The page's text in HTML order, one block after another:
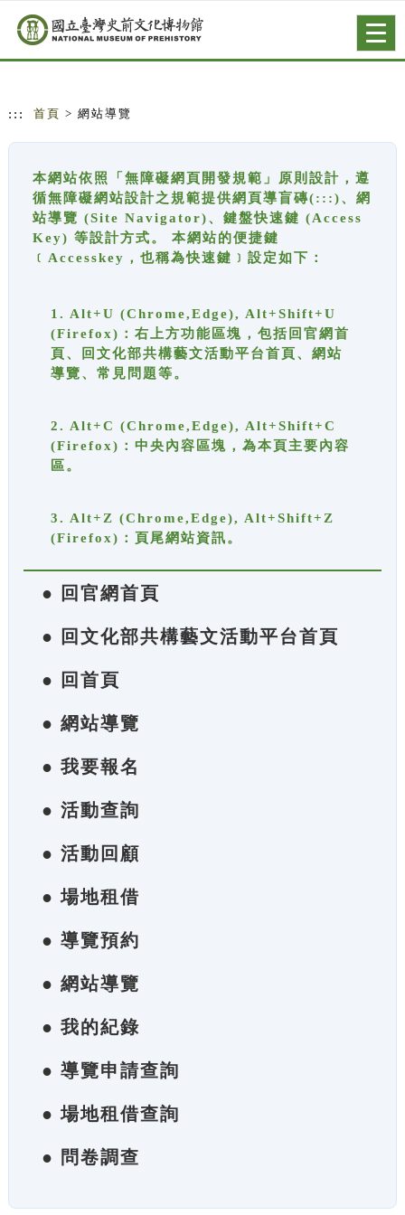
跳到主要內容
網站導覽
::: 首頁 > 網站導覽
本網站依照「無障礙網頁開發規範」原則設計，遵
循無障礙網站設計之規範提供網頁導盲磚(:::)、網
站導覽 (Site Navigator)、鍵盤快速鍵 (Access
Key) 等設計方式。 本網站的便捷鍵
﹝Accesskey，也稱為快速鍵﹞設定如下：
1. Alt+U (Chrome,Edge), Alt+Shift+U
(Firefox)：右上方功能區塊，包括回官網首
頁、回文化部共構藝文活動平台首頁、網站
導覽、常見問題等。
2. Alt+C (Chrome,Edge), Alt+Shift+C
(Firefox)：中央內容區塊，為本頁主要內容
區。
3. Alt+Z (Chrome,Edge), Alt+Shift+Z
(Firefox)：頁尾網站資訊。
● 回官網首頁
● 回文化部共構藝文活動平台首頁
● 回首頁
● 網站導覽
● 我要報名
● 活動查詢
● 活動回顧
● 場地租借
● 導覽預約
● 網站導覽
● 我的紀錄
● 導覽申請查詢
● 場地租借查詢
● 問卷調查